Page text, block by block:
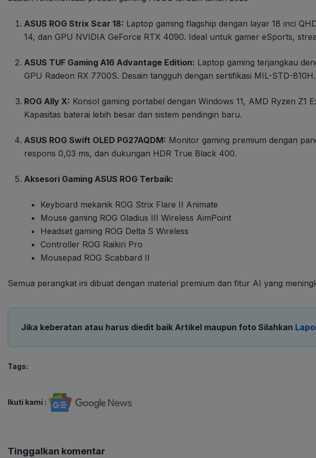
ASUS ROG Strix Scar 18: Laptop gaming flagship dengan layar 18 inci
14, dan GPU NVIDIA GeForce RTX 4090. Ideal untuk gamer eSports,
ASUS TUF Gaming A16 Advantage Edition: Laptop gaming terjangkau
GPU Radeon RX 7700S. Desain tangguh dengan sertifikasi MIL-STD-810H.
ROG Ally X: Konsol gaming portabel dengan Windows 11, AMD Ryzen Z1
Kapasitas baterai lebih besar dan sistem pendingin baru.
ASUS ROG Swift OLED PG27AQDM: Monitor gaming premium dengan
respons 0,03 ms, dan dukungan HDR True Black 400.
Aksesori Gaming ASUS ROG Terbaik:
Keyboard mekanik ROG Strix Flare II Animate
Mouse gaming ROG Gladius III Wireless AimPoint
Headset gaming ROG Delta S Wireless
Controller ROG Raikiri Pro
Mousepad ROG Scabbard II
Semua perangkat ini dibuat dengan material premium dan fitur AI yang
Jika keberatan atau harus diedit baik Artikel maupun foto Silahkan
Tags:
Ikuti kami :
Tinggalkan komentar